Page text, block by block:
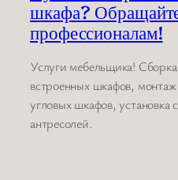
шкафа?
профессионалам!
Услуги мебельщика!
встроенных шкафов,
угловых шкафов, установка
антресолей.